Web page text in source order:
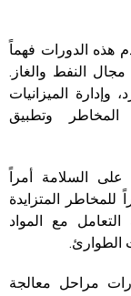
هذه الدورات فهماً
النفط والغاز.
الميزانيات
المخاطر وتطبيق
على السلامة أمراً
للمخاطر المتزايدة
مع المواد
الطوارئ.
مراحل معالجة